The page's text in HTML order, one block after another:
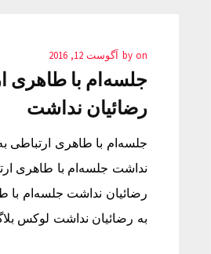
by on آگوست 12, 2016
جلسه‌ام با طاهری
رضائیان نداشت
جلسه‌ام با طاهری ارتباطی
نداشت جلسه‌ام با طاهری
رضائیان نداشت جلسه‌ام با
به رضائیان نداشت لوکس